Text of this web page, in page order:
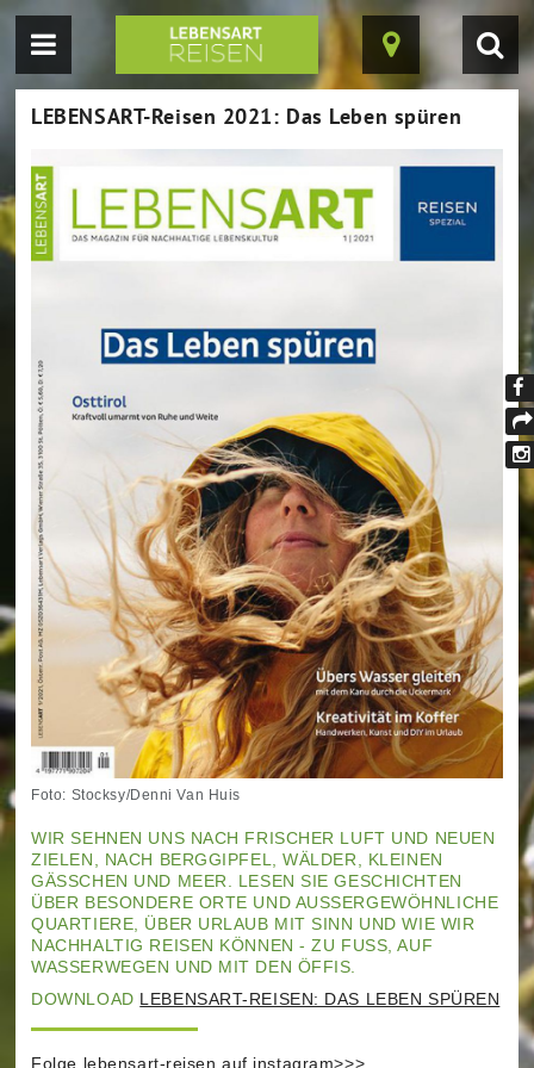
einblenden
Karte
ein-/
LEBENSART-Reisen 2021: Das Leben spüren
Foto: Stocksy/Denni Van Huis
WIR SEHNEN UNS NACH FRISCHER LUFT UND NEUEN
ZIELEN, NACH BERGGIPFEL, WÄLDER, KLEINEN
GÄSSCHEN UND MEER. LESEN SIE GESCHICHTEN
ÜBER BESONDERE ORTE UND AUSSERGEWÖHNLICHE Q
UARTIERE, ÜBER URLAUB MIT SINN UND WIE WIR N
ACHHALTIG REISEN KÖNNEN - ZU FUSS, AUF WA
SSERWEGEN UND MIT DEN ÖFFIS.
DOWNLOAD LEBENSART-REISEN: DAS LEBEN SPÜREN
Folge lebensart-reisen auf instagram>>>